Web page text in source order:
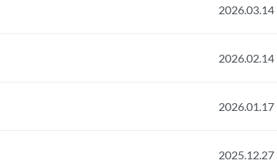
2026.03.14
2026.02.14
2026.01.17
2025.12.27